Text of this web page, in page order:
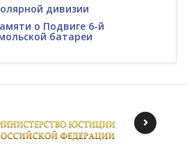
дивизии
о Подвиге 6-й
батареи